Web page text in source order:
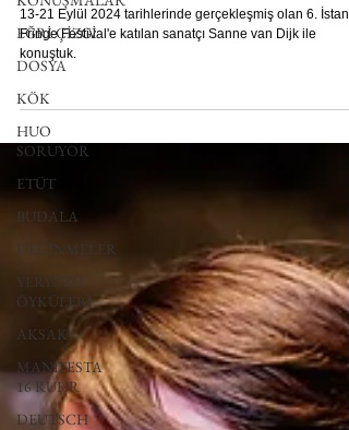
EĞRİ ÇİZGİ
DOSYA
KÖK
HUO
SORUYOR
ETÜT
BUDALA
DEĞİNMELER
YERYÜZÜ
ÖYKÜLERİ
AKSAK
MANIFESTA
16 RUHR
DEUTSCH
On soruluk sohbetler: Sanne van Dijk
13-21 Eylül 2024 tarihlerinde gerçekleşmiş olan 6.
konuştuk.